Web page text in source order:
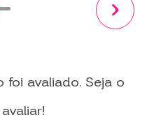
avaliado. Seja o